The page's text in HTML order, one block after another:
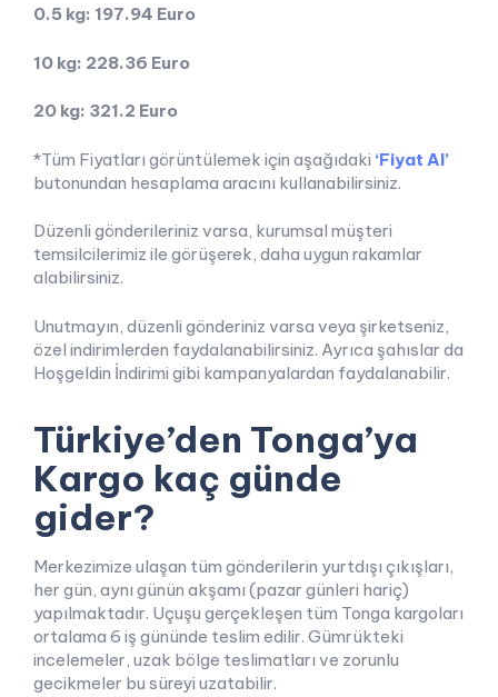
0.5 kg: 197.94 Euro
10 kg: 228.36 Euro
20 kg: 321.2 Euro
*Tüm Fiyatları görüntülemek için aşağıdaki ‘Fiyat Al’
butonundan hesaplama aracını kullanabilirsiniz.
Düzenli gönderileriniz varsa, kurumsal müşteri
temsilcilerimiz ile görüşerek, daha uygun rakamlar
alabilirsiniz.
Unutmayın, düzenli gönderiniz varsa veya şirketseniz,
özel indirimlerden faydalanabilirsiniz. Ayrıca şahıslar da
Hoşgeldin İndirimi gibi kampanyalardan faydalanabilir.
Türkiye’den Tonga’ya
Kargo kaç günde
gider?
Merkezimize ulaşan tüm gönderilerin yurtdışı çıkışları,
her gün, aynı günün akşamı (pazar günleri hariç)
yapılmaktadır. Uçuşu gerçekleşen tüm Tonga kargoları
ortalama 6 iş gününde teslim edilir. Gümrükteki
incelemeler, uzak bölge teslimatları ve zorunlu
gecikmeler bu süreyi uzatabilir.